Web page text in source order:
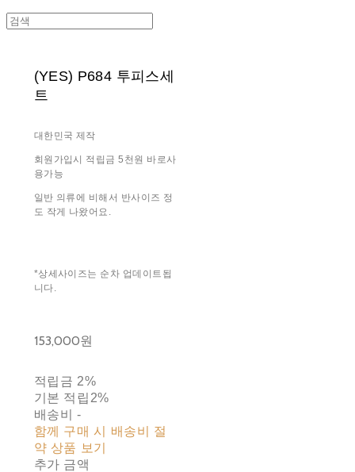
(YES) P684 투피스세
트
대한민국 제작
회원가입시 적립금 5천원 바로사
용가능
일반 의류에 비해서 반사이즈 정
도 작게 나왔어요.
*상세사이즈는 순차 업데이트됩
니다.
153,000원
적립금 2%
기본 적립 2%
배송비-
함께 구매 시 배송비 절
약 상품 보기
추가 금액